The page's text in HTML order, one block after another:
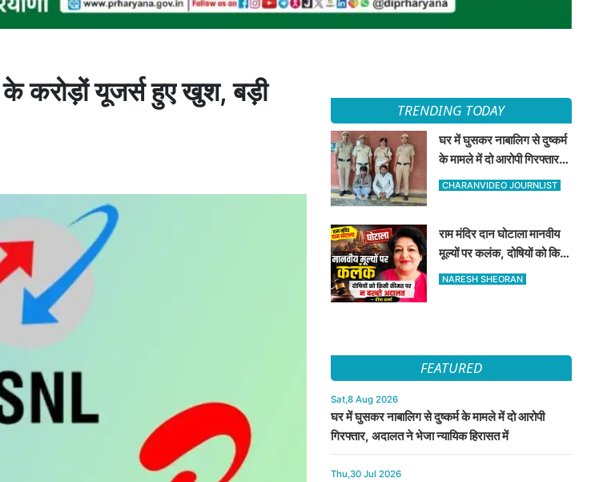
यूजर्स हुए खुश, बड़ी
TRENDING TODAY
घर में घुसकर नाबालिग से दुष्कर्म
के मामले में दो आरोपी गिरफ्तार,
अदालत ने भेजा न्यायिक हिरासत
CHARANVIDEO JOURNLIST
राम मंदिर दान घोटाला मानवीय
मूल्यों पर कलंक, दोषियों को किसी
कीमत पर न बख्शे अदालत —
NARESH SHEORAN
FEATURED
Sat,8 Aug 2026
घर में घुसकर नाबालिग से दुष्कर्म के मामले में दो आरोपी
गिरफ्तार, अदालत ने भेजा न्यायिक हिरासत में
Thu,30 Jul 2026